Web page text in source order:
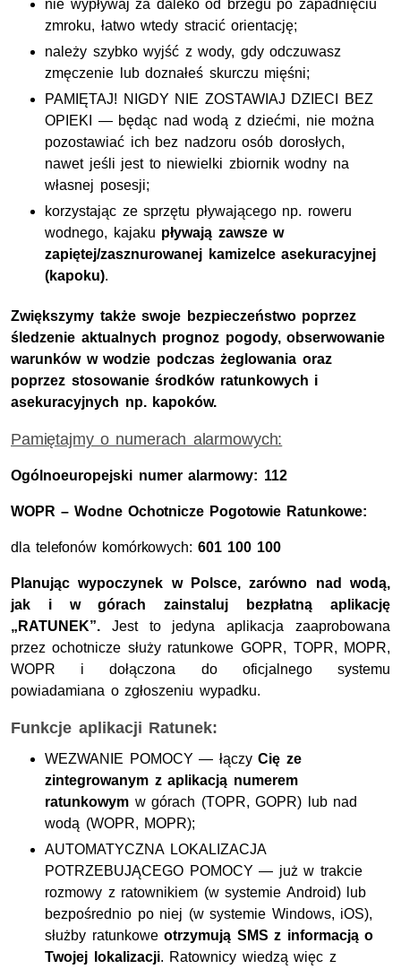
nie wypływaj za daleko od brzegu po zapadnięciu
zmroku, łatwo wtedy stracić orientację;
należy szybko wyjść z wody, gdy odczuwasz
zmęczenie lub doznałeś skurczu mięśni;
PAMIĘTAJ! NIGDY NIE ZOSTAWIAJ DZIECI BEZ
OPIEKI — będąc nad wodą z dziećmi, nie można
pozostawiać ich bez nadzoru osób dorosłych,
nawet jeśli jest to niewielki zbiornik wodny na
własnej posesji;
korzystając ze sprzętu pływającego np. roweru
wodnego, kajaku pływają zawsze w
zapiętej/zasznurowanej kamizelce asekuracyjnej
(kapoku).
Zwiększymy także swoje bezpieczeństwo poprzez
śledzenie aktualnych prognoz pogody, obserwowanie
warunków w wodzie podczas żeglowania oraz
poprzez stosowanie środków ratunkowych i
asekuracyjnych np. kapoków.
Pamiętajmy o numerach alarmowych:
Ogólnoeuropejski numer alarmowy: 112
WOPR – Wodne Ochotnicze Pogotowie Ratunkowe:
dla telefonów komórkowych:601 100 100
Planując wypoczynek w Polsce, zarówno nad wodą,
jak i w górach zainstaluj bezpłatną aplikację
„RATUNEK”. Jest to jedyna aplikacja zaaprobowana
przez ochotnicze służy ratunkowe GOPR, TOPR, MOPR,
WOPR i dołączona do oficjalnego systemu
powiadamiana o zgłoszeniu wypadku.
Funkcje aplikacji Ratunek:
WEZWANIE POMOCY — łączyCię ze
zintegrowanym z aplikacją numerem
ratunkowym w górach (TOPR, GOPR) lub nad
wodą (WOPR, MOPR);
AUTOMATYCZNA LOKALIZACJA
POTRZEBUJĄCEGO POMOCY — już w trakcie
rozmowy z ratownikiem (w systemie Android) lub
bezpośrednio po niej (w systemie Windows, iOS),
służby ratunkoweotrzymują SMS z informacją o
Twojej lokalizacji. Ratownicy wiedzą więc z